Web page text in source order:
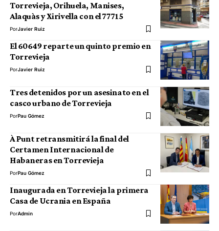
Torrevieja, Orihuela, Manises,
Alaquàs y Xirivella con el 77715
PorJavier Ruiz
El 60649 reparte un quinto premio en
Torrevieja
PorJavier Ruiz
Tres detenidos por un asesinato en el
casco urbano de Torrevieja
PorPau Gómez
À Punt retransmitirá la final del
Certamen Internacional de
Habaneras en Torrevieja
PorPau Gómez
Inaugurada en Torrevieja la primera
Casa de Ucrania en España
PorAdmin